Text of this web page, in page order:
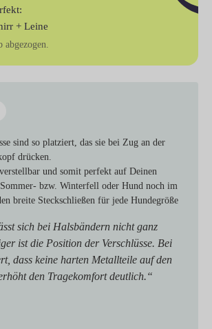
+ Leine
sind so platziert, das sie bei Zug an der
drücken.
und somit perfekt auf Deinen
bzw. Winterfell oder Hund noch im
breite Steckschließen für jede Hundegröße
sich bei Halsbändern nicht ganz
ist die Position der Verschlüsse. Bei
dass keine harten Metallteile auf den
den Tragekomfort deutlich.“